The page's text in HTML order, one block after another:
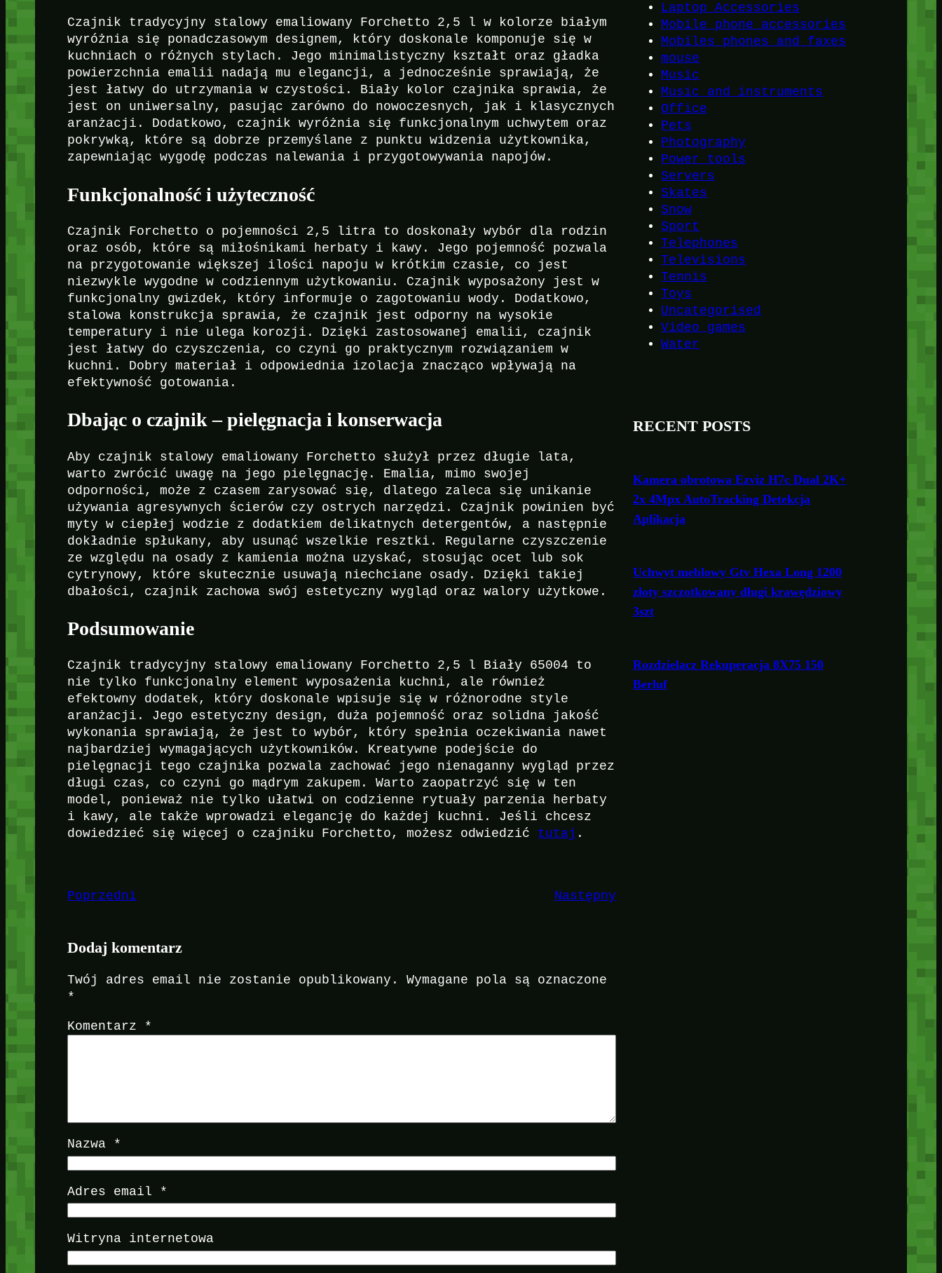
Czajnik tradycyjny stalowy emaliowany Forchetto 2,5 l w kolorze białym
wyróżnia się ponadczasowym designem, który doskonale komponuje się w
kuchniach o różnych stylach. Jego minimalistyczny kształt oraz gładka
powierzchnia emalii nadają mu elegancji, a jednocześnie sprawiają, że
jest łatwy do utrzymania w czystości. Biały kolor czajnika sprawia, że
jest on uniwersalny, pasując zarówno do nowoczesnych, jak i klasycznych
aranżacji. Dodatkowo, czajnik wyróżnia się funkcjonalnym uchwytem oraz
pokrywką, które są dobrze przemyślane z punktu widzenia użytkownika,
zapewniając wygodę podczas nalewania i przygotowywania napojów.
Funkcjonalność i użyteczność
Czajnik Forchetto o pojemności 2,5 litra to doskonały wybór dla rodzin
oraz osób, które są miłośnikami herbaty i kawy. Jego pojemność pozwala
na przygotowanie większej ilości napoju w krótkim czasie, co jest
niezwykle wygodne w codziennym użytkowaniu. Czajnik wyposażony jest w
funkcjonalny gwizdek, który informuje o zagotowaniu wody. Dodatkowo,
stalowa konstrukcja sprawia, że czajnik jest odporny na wysokie
temperatury i nie ulega korozji. Dzięki zastosowanej emalii, czajnik
jest łatwy do czyszczenia, co czyni go praktycznym rozwiązaniem w
kuchni. Dobry materiał i odpowiednia izolacja znacząco wpływają na
efektywność gotowania.
Dbając o czajnik – pielęgnacja i konserwacja
Aby czajnik stalowy emaliowany Forchetto służył przez długie lata,
warto zwrócić uwagę na jego pielęgnację. Emalia, mimo swojej
odporności, może z czasem zarysować się, dlatego zaleca się unikanie
używania agresywnych ścierów czy ostrych narzędzi. Czajnik powinien być
myty w ciepłej wodzie z dodatkiem delikatnych detergentów, a następnie
dokładnie spłukany, aby usunąć wszelkie resztki. Regularne czyszczenie
ze względu na osady z kamienia można uzyskać, stosując ocet lub sok
cytrynowy, które skutecznie usuwają niechciane osady. Dzięki takiej
dbałości, czajnik zachowa swój estetyczny wygląd oraz walory użytkowe.
Podsumowanie
Czajnik tradycyjny stalowy emaliowany Forchetto 2,5 l Biały 65004 to
nie tylko funkcjonalny element wyposażenia kuchni, ale również
efektowny dodatek, który doskonale wpisuje się w różnorodne style
aranżacji. Jego estetyczny design, duża pojemność oraz solidna jakość
wykonania sprawiają, że jest to wybór, który spełnia oczekiwania nawet
najbardziej wymagających użytkowników. Kreatywne podejście do
pielęgnacji tego czajnika pozwala zachować jego nienaganny wygląd przez
długi czas, co czyni go mądrym zakupem. Warto zaopatrzyć się w ten
model, ponieważ nie tylko ułatwi on codzienne rytuały parzenia herbaty
i kawy, ale także wprowadzi elegancję do każdej kuchni. Jeśli chcesz
dowiedzieć się więcej o czajniku Forchetto, możesz odwiedzić tutaj .
Poprzedni Następny
Dodaj komentarz
Twój adres email nie zostanie opublikowany.
Wymagane pola są oznaczone
*
Komentarz *
Nazwa *
Adres email *
Witryna internetowa
Laptop Accessories
Mobile phone accessories
Mobiles phones and faxes
mouse
Music
Music and instruments
Office
Pets
Photography
Power tools
Servers
Skates
Snow
Sport
Telephones
Televisions
Tennis
Toys
Uncategorised
Video games
Water
RECENT POSTS
Kamera obrotowa Ezviz H7c Dual 2K+
2x 4Mpx AutoTracking Detekcja
Aplikacja
Uchwyt meblowy Gtv Hexa Long 1200
złoty szczotkowany długi krawędziowy
3szt
Rozdzielacz Rekuperacja 8X75 150
Berluf